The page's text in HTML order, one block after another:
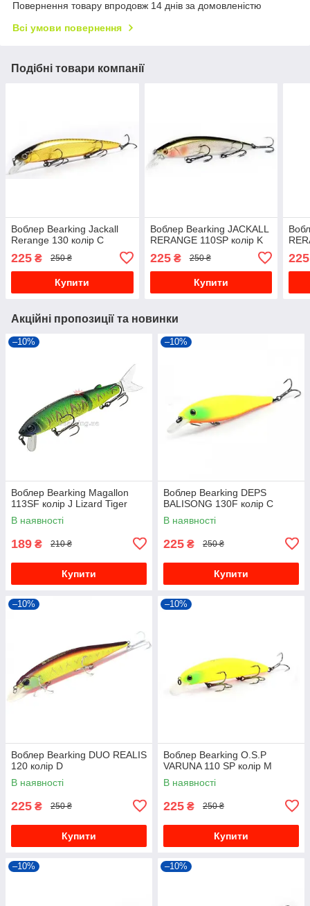
Повернення товару впродовж 14 днів за домовленістю
Всі умови повернення
Подібні товари компанії
Воблер Bearking Jackall
Rerange 130 колір C
225 ₴ 250 ₴
Купити
Воблер Bearking JACKALL
RERANGE 110SP колір K
225₴ 250 ₴
Купити
225
Акційні пропозиції та новинки
–10%
Воблер Bearking Magallon
113SF колір J Lizard Tiger
В наявності
189 ₴ 210 ₴
Купити
–10%
Bоблер Bearking DEPS
BALISONG 130F колір C
В наявності
225 ₴ 250 ₴
Купити
–10%
Воблер Bearking DUO REALIS
120 колір D
В наявності
225 ₴ 250 ₴
Купити
–10%
Воблер Bearking O.S.P
VARUNA 110 SP колір M
В наявності
225 ₴ 250 ₴
Купити
–10% –10%